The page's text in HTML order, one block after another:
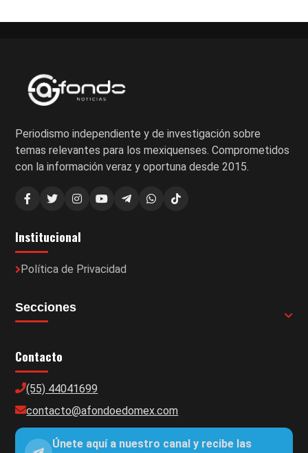
Periodismo independiente y de investigación sobre
temas relevantes para los mexiquenses. Comprometidos
con la información veraz y oportuna desde 2015.
Institucional
Política de Privacidad
Secciones
Contacto
(55) 44041699
contacto@afondoedomex.com
Únete aquí a nuestro canal y recibe las